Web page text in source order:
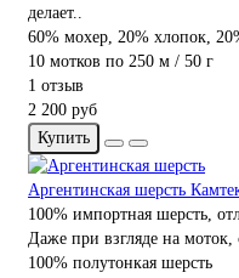
делает..
60% мохер, 20% хлопок,
10 мотков по 250 м / 50 г
1 отзыв
2 200 руб
Купить
Аргентинская шерсть
100% импортная шерсть,
Даже при взгляде на
100% полутонкая шерсть